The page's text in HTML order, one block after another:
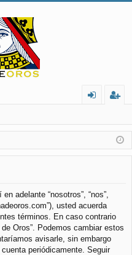
nt
ifi
rs
e
ist
ra
adelante “nosotros”, “nos”,
usted acuerda
términos. En caso contrario
Oros”. Podemos cambiar estos
avisarle, sin embargo
periódicamente. Seguir